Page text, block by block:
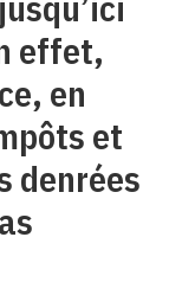
effet,
en
et
denrées